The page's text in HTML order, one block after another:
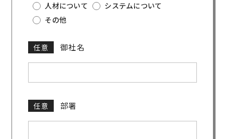
人材について
システムについて
その他
任意 御社名
任意 部署